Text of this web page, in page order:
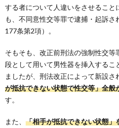
する者について人違いをさせること
も、不同意性交等罪で逮捕・起訴
177条第2項）。
そもそも、改正前刑法の強制性交
段として用いて男性器を挿入する
ましたが、刑法改正によって新設さ
が抵抗できない状態で性交等」全般
す。
また、 「相手が抵抗できない状態」